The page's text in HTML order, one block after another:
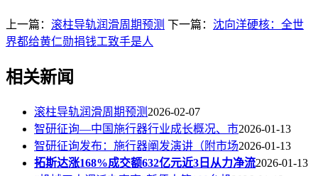
上一篇： 滚柱导轨润滑周期预测 下一篇： 沈向洋硬核：全世
界都给黄仁勋捐钱工致手是人
相关新闻
滚柱导轨润滑周期预测 2026-02-07
智研征询—中国施行器行业成长概况、市2026-01-13
智研征询发布：施行器阐发演讲（附市场2026-01-13
拓斯达涨168%成交额632亿元近3日从力净流2026-01-13